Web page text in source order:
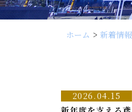
ホーム 新着情報
2026.04.15